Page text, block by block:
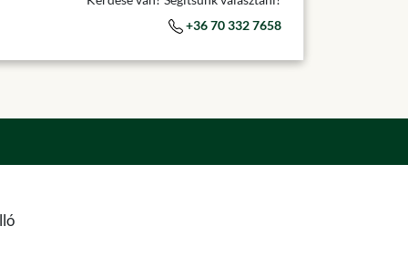
+36 70 332 7658